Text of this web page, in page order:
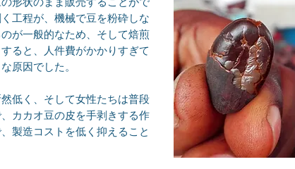
工程が、機械で豆を粉砕しな
が一般的なため、そして焙煎
ると、人件費がかかりすぎて
原因でした。
低く、そして女性たちは普段
カカオ豆の皮を手剥きする作
製造コストを低く抑えること